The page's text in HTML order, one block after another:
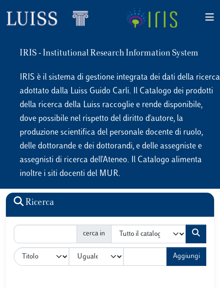
IRIS - Institutional Research Information System
IRIS è il sistema di gestione integrata dei dati della ricerca
adottato dalla Luiss Guido Carli. Il Catalogo dei prodotti
della ricerca della Luiss raccoglie e rende disponibile,
dove possibile nel rispetto del diritto d'autore, la
produzione scientifica del personale docente di ruolo,
delle dottorande e dei dottorandi, e delle assegniste e
assegnisti di ricerca dell'Ateneo. Il Catalogo alimenta
inoltre i siti docenti del MUR.
Ricerca
cerca in
Aggiungi